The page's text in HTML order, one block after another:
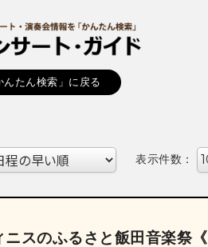
たん検索」に戻る
表示件数：
スのふるさと飯田音楽祭